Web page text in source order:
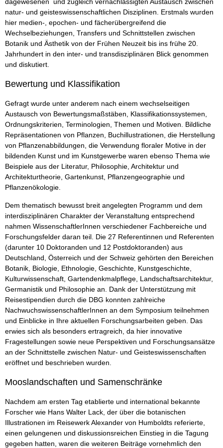
natur- und geisteswissenschaftlichen Disziplinen. Erstmals wurden
hier medien-, epochen- und fächerübergreifend die
Wechselbeziehungen, Transfers und Schnittstellen zwischen
Botanik und Ästhetik von der Frühen Neuzeit bis ins frühe 20.
Jahrhundert in den inter- und transdisziplinären Blick genommen
und diskutiert.
Bewertung und Klassifikation
Gefragt wurde unter anderem nach einem wechselseitigen
Austausch von Bewertungsmaßstäben, Klassifikationssystemen,
Ordnungskriterien, Terminologien, Themen und Motiven. Bildliche
Repräsentationen von Pflanzen, Buchillustrationen, die Herstellung
von Pflanzenabbildungen, die Verwendung floraler Motive in der
bildenden Kunst und im Kunstgewerbe waren ebenso Thema wie
Beispiele aus der Literatur, Philosophie, Architektur und
Architekturtheorie, Gartenkunst, Pflanzengeographie und
Pflanzenökologie.
Dem thematisch bewusst breit angelegten Programm und dem
interdisziplinären Charakter der Veranstaltung entsprechend
nahmen WissenschaftlerInnen verschiedener Fachbereiche und
Forschungsfelder daran teil. Die 27 Referentinnen und Referenten
(darunter 10 Doktoranden und 12 Postdoktoranden) aus
Deutschland, Österreich und der Schweiz gehörten den Bereichen
Botanik, Biologie, Ethnologie, Geschichte, Kunstgeschichte,
Kulturwissenschaft, Gartendenkmalpflege, Landschaftsarchitektur,
Germanistik und Philosophie an. Dank der Unterstützung mit
Reisestipendien durch die DBG konnten zahlreiche
NachwuchswissenschaftlerInnen an dem Symposium teilnehmen
und Einblicke in Ihre aktuellen Forschungsarbeiten geben. Das
erwies sich als besonders ertragreich, da hier innovative
Fragestellungen sowie neue Perspektiven und Forschungsansätze
an der Schnittstelle zwischen Natur- und Geisteswissenschaften
eröffnet und beschrieben wurden.
Mooslandschaften und Samenschränke
Nachdem am ersten Tag etablierte und international bekannte
Forscher wie Hans Walter Lack, der über die botanischen
Illustrationen im Reisewerk Alexander von Humboldts referierte,
einen gelungenen und diskussionsreichen Einstieg in die Tagung
gegeben hatten, waren die weiteren Beiträge vornehmlich den